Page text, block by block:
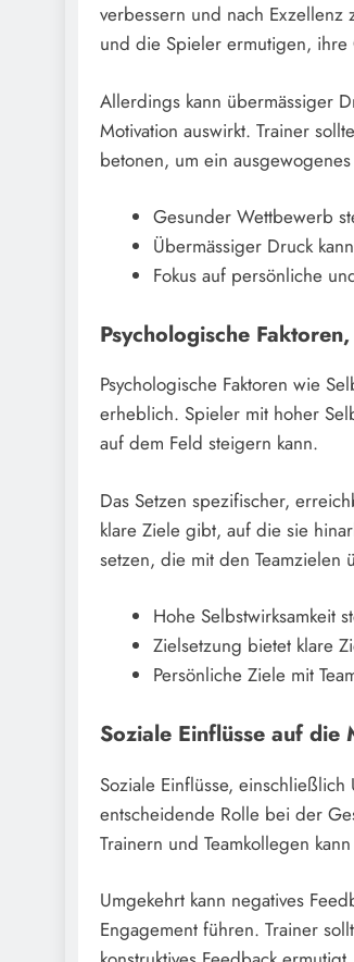
verbessern und nach
und die Spieler ermutigen,
Allerdings kann übermässiger
Motivation auswirkt. Trainer
betonen, um ein
Gesunder Wettbewerb
Übermässiger Druck
Fokus auf persönliche
Psychologische
Psychologische Faktoren wie
erheblich. Spieler mit hoher
auf dem Feld steigern kann.
Das Setzen spezifischer,
klare Ziele gibt, auf die sie
setzen, die mit den Teamzielen
Hohe Selbstwirksamkeit
Zielsetzung bietet klare
Persönliche Ziele mit
Soziale Einflüsse auf
Soziale Einflüsse,
entscheidende Rolle bei der
Trainern und Teamkollegen
Umgekehrt kann negatives
Engagement führen. Trainer